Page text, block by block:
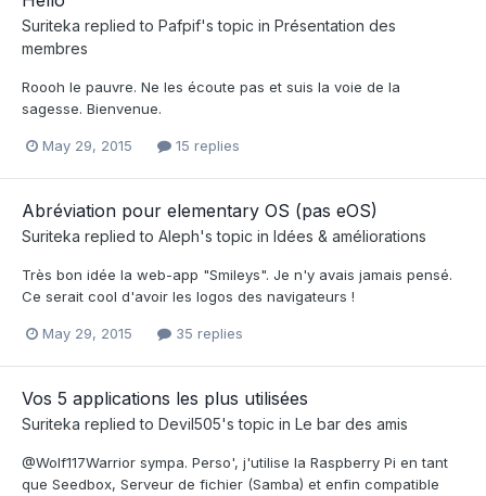
Suriteka replied to Pafpif's topic in Présentation des
membres
Roooh le pauvre. Ne les écoute pas et suis la voie de la
sagesse. Bienvenue.
May 29, 2015 15 replies
Abréviation pour elementary OS (pas eOS)
Suriteka replied to Aleph's topic in Idées & améliorations
Très bon idée la web-app "Smileys". Je n'y avais jamais pensé.
Ce serait cool d'avoir les logos des navigateurs !
May 29, 2015 35 replies
Vos 5 applications les plus utilisées
Suriteka replied to Devil505's topic in Le bar des amis
@Wolf117Warrior sympa. Perso', j'utilise la Raspberry Pi en tant
que Seedbox, Serveur de fichier (Samba) et enfin compatible